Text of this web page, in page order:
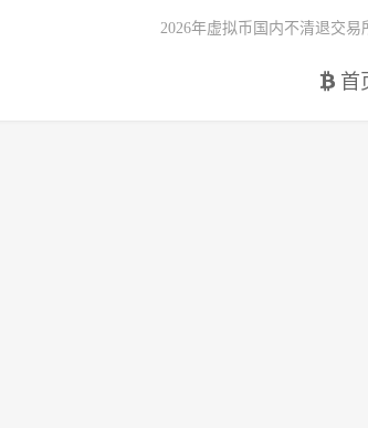
首
2026年虚拟币国内不清退交易